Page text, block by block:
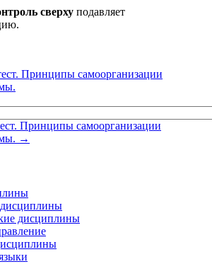
сверху подавляет
Принципы самоорганизации
Принципы самоорганизации
→
дисциплины